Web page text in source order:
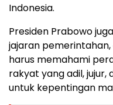
Indonesia.
Presiden Prabowo
jajaran
harus memahami
rakyat yang adil,
untuk kepentingan